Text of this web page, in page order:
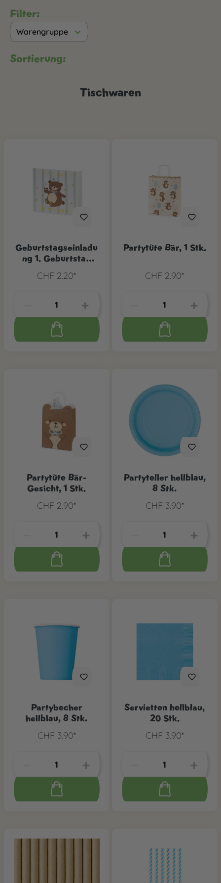
Filter:
Warengruppe
Sortierung:
Tischwaren
Geburtstagseinladu
ng 1. Geburtstag
CHF 2.20*
Partytüte Bär, 1 Stk.
CHF 2.90*
Partytüte Bär-
Gesicht, 1 Stk.
CHF 2.90*
Partyteller hellblau,
8 Stk.
CHF 3.90*
Partybecher
hellblau, 8 Stk.
CHF 3.90*
Servietten hellblau,
20 Stk.
CHF 3.90*